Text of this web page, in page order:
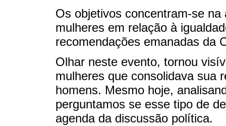
Os objetivos concentram-se
mulheres em relação à
recomendações emanadas da
Olhar neste evento, tornou
mulheres que consolidava sua
homens. Mesmo hoje,
perguntamos se esse tipo de
agenda da discussão política.